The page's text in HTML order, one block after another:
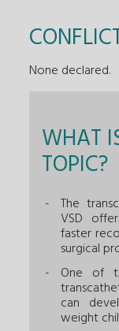
None declared.
WHAT
TOPIC?
The
VSD
faster
surgical
One of
can
weight